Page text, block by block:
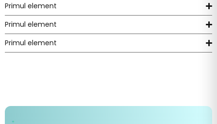
Primul element
Primul element
Primul element